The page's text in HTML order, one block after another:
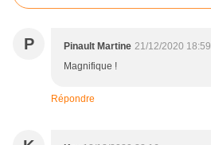
P Pinault Martine 21/12/2020 18:59
Magnifique !
Répondre